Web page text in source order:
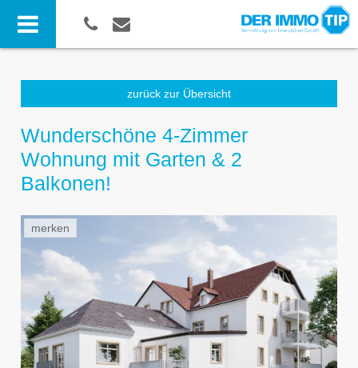
zurück zur Übersicht
Wunderschöne 4-Zimmer
Wohnung mit Garten & 2
Balkonen!
merken